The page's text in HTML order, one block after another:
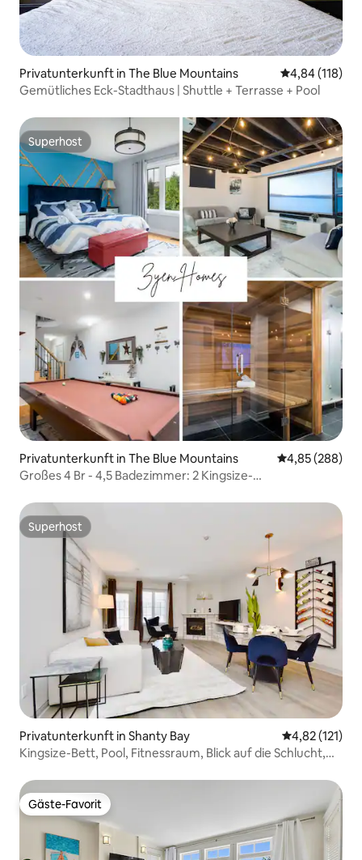
Privatunterkunft in The Blue Mountains
4,84 (118)
Gemütliches Eck-Stadthaus | Shuttle + Terrasse + Pool
Superhost
Superhost
Privatunterkunft in The Blue Mountains
4,85 (288)
Großes 4 Br - 4,5 Badezimmer: 2 Kingsize-
Superhost
Superhost
Privatunterkunft in Shanty Bay
4,82 (121)
Kingsize-Bett, Pool, Fitnessraum, Blick auf die Schlucht,
Gäste-Favorit
Gäste-Favorit